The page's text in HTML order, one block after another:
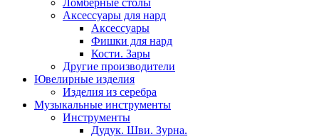
Ломберные столы
Аксессуары для нард
Аксессуары
Фишки для нард
Кости. Зары
Другие производители
Ювелирные изделия
Изделия из серебра
Музыкальные инструменты
Инструменты
Дудук. Шви. Зурна.